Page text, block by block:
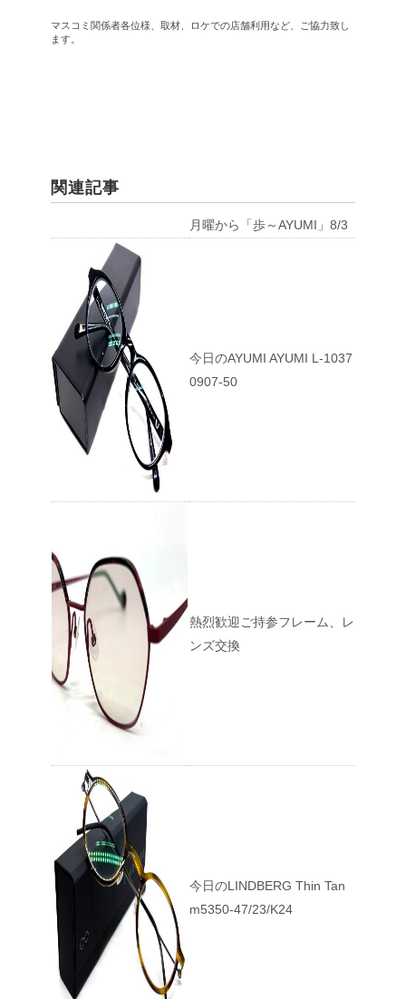
マスコミ関係者各位様、取材、ロケでの店舗利用など、ご協力致し
ます。
関連記事
月曜から「歩～AYUMI」8/3
今日のAYUMI AYUMI L-1037
0907-50
熱烈歓迎ご持参フレーム、レ
ンズ交換
今日のLINDBERG Thin Tan
m5350-47/23/K24